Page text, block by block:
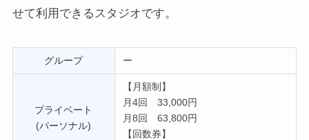
せて利用できるスタジオです。
グループ ー
プライベート
(パーソナル)
【月額制】
月4回 33,000円
月8回 63,800円
【回数券】